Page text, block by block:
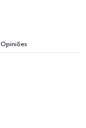
Opiniões